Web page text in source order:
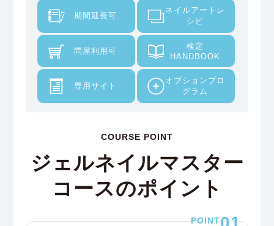
期間延長可
ネイルアートレ
シピ
問屋利用可
検定
HANDBOOK
専用サイト
オプションプロ
グラム
COURSE POINT
ジェルネイルマスター
コースのポイント
POINT